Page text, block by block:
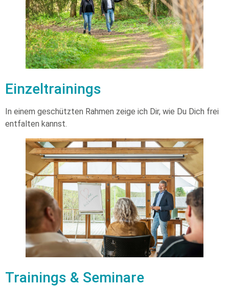
Einzeltrainings
In einem geschützten Rahmen zeige ich Dir, wie Du Dich frei
entfalten kannst.
Trainings & Seminare